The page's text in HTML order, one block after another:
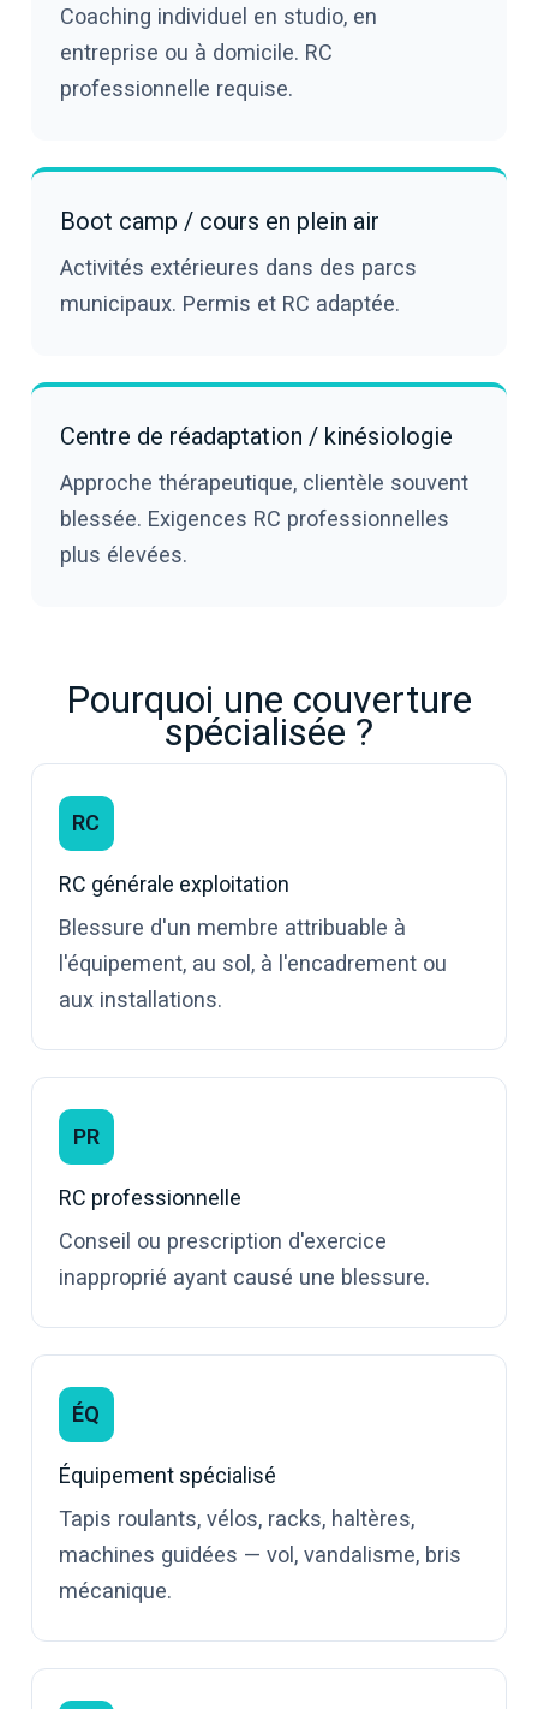
Coaching individuel en studio, en
entreprise ou à domicile. RC
professionnelle requise.
Boot camp / cours en plein air
Activités extérieures dans des parcs
municipaux. Permis et RC adaptée.
Centre de réadaptation / kinésiologie
Approche thérapeutique, clientèle souvent
blessée. Exigences RC professionnelles
plus élevées.
Pourquoi une couverture
spécialisée ?
RC
RC générale exploitation
Blessure d'un membre attribuable à
l'équipement, au sol, à l'encadrement ou
aux installations.
PR
RC professionnelle
Conseil ou prescription d'exercice
inapproprié ayant causé une blessure.
ÉQ
Équipement spécialisé
Tapis roulants, vélos, racks, haltères,
machines guidées — vol, vandalisme, bris
mécanique.